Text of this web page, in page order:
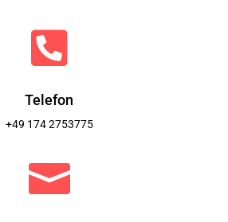

Telefon
+49 174 2753775
